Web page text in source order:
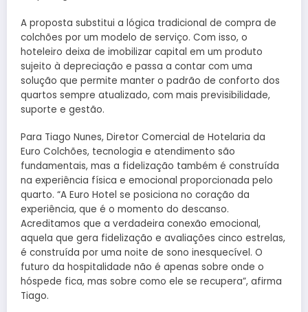
A proposta substitui a lógica tradicional de compra de
colchões por um modelo de serviço. Com isso, o
hoteleiro deixa de imobilizar capital em um produto
sujeito à depreciação e passa a contar com uma
solução que permite manter o padrão de conforto dos
quartos sempre atualizado, com mais previsibilidade,
suporte e gestão.
Para Tiago Nunes, Diretor Comercial de Hotelaria da
Euro Colchões, tecnologia e atendimento são
fundamentais, mas a fidelização também é construída
na experiência física e emocional proporcionada pelo
quarto. “A Euro Hotel se posiciona no coração da
experiência, que é o momento do descanso.
Acreditamos que a verdadeira conexão emocional,
aquela que gera fidelização e avaliações cinco estrelas,
é construída por uma noite de sono inesquecível. O
futuro da hospitalidade não é apenas sobre onde o
hóspede fica, mas sobre como ele se recupera”, afirma
Tiago.